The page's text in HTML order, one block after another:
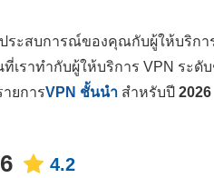
ระสบการณ์ของคุณกับผู้ให้บริก
เราทำกับผู้ให้บริการ VPN ระ
ยการVPN ชั้นนำ สำหรับปี 2026
4.2